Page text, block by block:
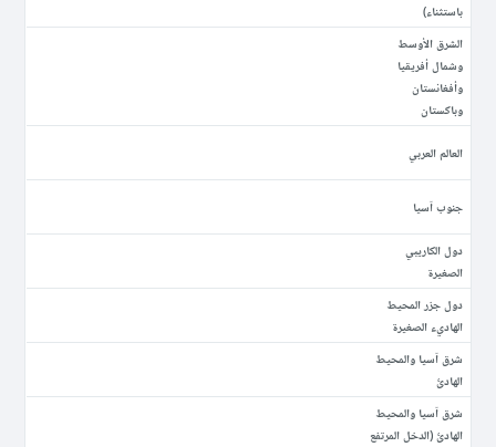
باستثناء)
الشرق الأوسط
وشمال أفريقيا
وأفغانستان
وباكستان
العالم العربي
جنوب آسيا
دول الكاريبي
الصغيرة
دول جزر المحيط
الهاديء الصغيرة
شرق آسيا والمحيط
الهادئ
شرق آسيا والمحيط
الهادئ (الدخل المرتفع